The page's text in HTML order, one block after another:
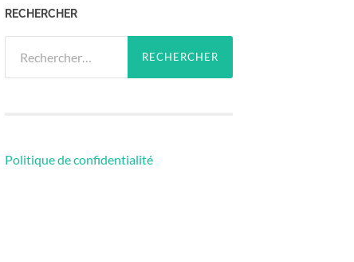
RECHERCHER
Politique de confidentialité